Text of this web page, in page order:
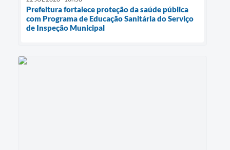
Prefeitura fortalece proteção da saúde pública
com Programa de Educação Sanitária do Serviço
de Inspeção Municipal